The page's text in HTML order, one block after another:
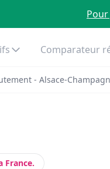
Comparateur
- Alsace-
France.